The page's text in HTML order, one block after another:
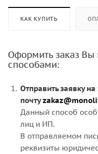
КАК КУПИТЬ
Оформить заказ
способами:
Отправить заявку
почту
Данный способ
лиц и ИП.
В отправляемом
реквизиты